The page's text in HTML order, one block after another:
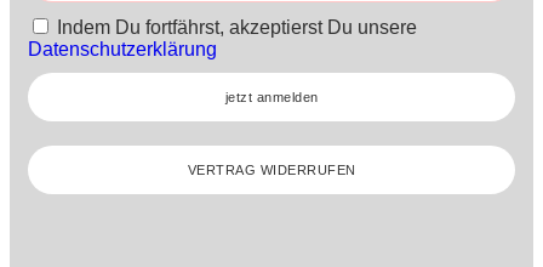
Indem Du fortfährst, akzeptierst Du unsere
Datenschutzerklärung
jetzt anmelden
VERTRAG WIDERRUFEN